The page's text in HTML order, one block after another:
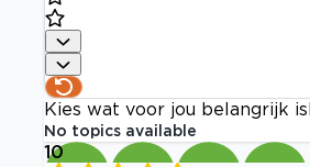
Kies wat voor jou belangrijk is
No topics available
10